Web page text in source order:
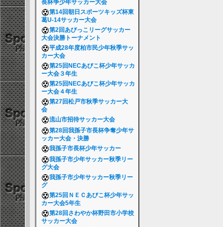
長杯争少年サッカー大会
第14回朝日スポーツキッズ杯東
葛U-14サッカー大会
第2回あびっこリーグサッカー
大会決勝トーナメント
平成28年度柏市民少年秋季サッ
カー大会
第25回NECあびこ杯少年サッカ
ー大会３年生
第25回NECあびこ杯少年サッカ
ー大会４年生
第27回松戸市秋季サッカー大
会
流山市招待サッカー大会
第28回我孫子市長杯争奪少年サ
ッカー大会・決勝
我孫子市長杯少年サッカー
我孫子市少年サッカー秋季リー
グ大会
我孫子市少年サッカー秋季リー
グ
第25回ＮＥＣあびこ杯少年サッ
カー大会5年生
第28回さわやか杯野田市小学校
サッカー大会